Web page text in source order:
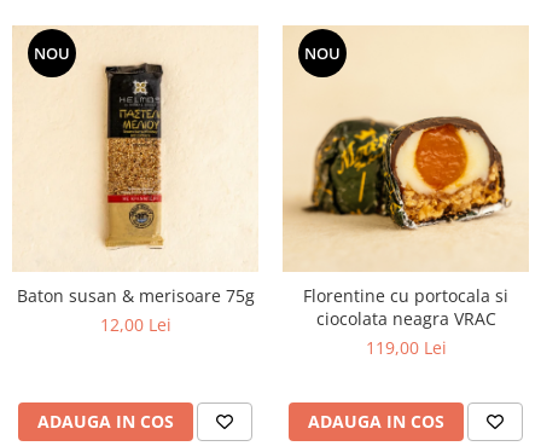
NOU
Baton susan & merisoare 75g
12,00 Lei
ADAUGA IN COS
NOU
Florentine cu portocala si
ciocolata neagra VRAC
119,00 Lei
ADAUGA IN COS